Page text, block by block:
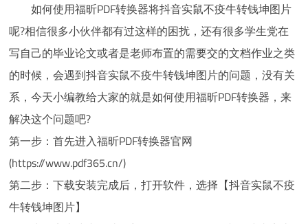
如何使用福昕PDF转换器将抖音实鼠不疫牛转钱坤图片
呢?相信很多小伙伴都有过这样的困扰，还有很多学生党在
写自己的毕业论文或者是老师布置的需要交的文档作业之类
的时候，会遇到抖音实鼠不疫牛转钱坤图片的问题，没有关
系，今天小编教给大家的就是如何使用福昕PDF转换器，来
解决这个问题吧?
第一步：首先进入福昕PDF转换器官网
(https://www.pdf365.cn/)
第二步：下载安装完成后，打开软件，选择【抖音实鼠不疫
牛转钱坤图片】